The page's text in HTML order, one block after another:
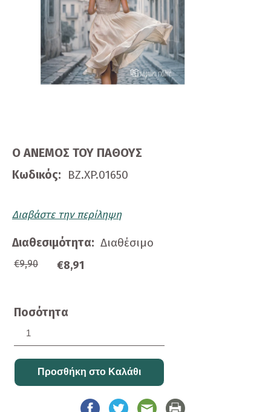
Ο ΑΝΕΜΟΣ ΤΟΥ ΠΑΘΟΥΣ
Κωδικός: ΒΖ.ΧP.01650
Διαβάστε την περίληψη
Διαθεσιμότητα: Διαθέσιμο
€9,90 €8,91
Ποσότητα